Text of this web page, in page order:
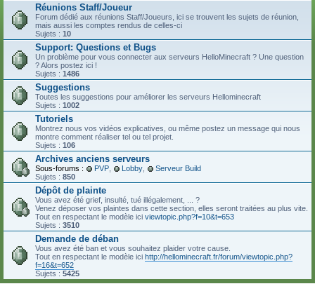
Réunions Staff/Joueur
Forum dédié aux réunions Staff/Joueurs, ici se trouvent les sujets de réunion,
mais aussi les comptes rendus de celles-ci
Sujets : 10
Support: Questions et Bugs
Un problème pour vous connecter aux serveurs HelloMinecraft ? Une question
? Alors postez ici !
Sujets : 1486
Suggestions
Toutes les suggestions pour améliorer les serveurs Hellominecraft
Sujets : 1002
Tutoriels
Montrez nous vos vidéos explicatives, ou même postez un message qui nous
montre comment réaliser tel ou tel projet.
Sujets : 106
Archives anciens serveurs
Sous-forums : PVP Lobby
Serveur Build
Sujets : 850
Dépôt de plainte
Vous avez été grief, insulté, tué illégalement, ... ?
Venez déposer vos plaintes dans cette section, elles seront traitées au plus vite.
Tout en respectant le modèle ici viewtopic.php?f=10&t=653
Sujets : 3510
Demande de déban
Vous avez été ban et vous souhaitez plaider votre cause.
Tout en respectant le modèle ici http://hellominecraft.fr/forum/viewtopic.php?
f=16&t=652
Sujets : 5425